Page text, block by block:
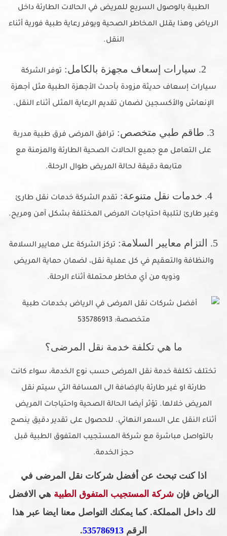
الطبية بالوصول السريع للمريض في الحالات الطارئة داخل
الرياض وهذا يقلل المخاطر الصحية ويوفر رعاية طبية فورية أثناء
النقل.
2. سيارات إسعاف مجهزة بالكامل:
توفر الشركة
سيارات إسعاف حديثة مزودة بأحدث الأجهزة الطبية مثل أجهزة
الإنعاش والأكسجين لضمان تقديم الرعاية المثلى أثناء النقل.
3. طاقم طبي متخصص:
ترافق المرضى فرق طبية مدربة
على التعامل مع جميع الحالات الصحية الطارئة والمزمنة مع
متابعة دقيقة لحالة المريض طوال الرحلة.
4. خدمات نقل متنوعة:
تقدم الشركة خدمات نقل طارئ
وغير طارئ لتلبية احتياجات المرضى المختلفة بشكل آمن ومريح.
5. التزام معايير السلامة:
تركز الشركة على معايير السلامة
والنظافة والتعقيم في كل عملية نقل، لضمان حماية المريض
وذويه من أي مخاطر محتملة أثناء الرحلة.
ما هي تكلفة خدمة نقل المرضى؟
تختلف تكلفة خدمة نقل المرضى حسب نوع الخدمة، سواء كانت
طارئة او غير طارئة بالإضافة الى المسافة التي سيتم نقل
المريض خلالها. تؤثر أيضا الحالة الصحية واحتياجات المريض
أثناء النقل على السعر النهائي. للحصول على تقدير دقيق ينصح
بالتواصل مباشرة مع شركة المستجيب المتفوق الطبية قبل
حجز الخدمة.
اذا كنت تبحث عن أفضل شركات نقل المرضى في
الرياض فإنشركة المستجيب المتفوق الطبية هي الافضل
لك داخل المملكة. كما يمكنك التواصل معنا ايضا عبر هذا
الرقم 535786913
.